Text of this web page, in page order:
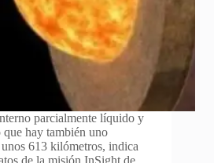
parcialmente líquido y
que hay también uno
613 kilómetros, indica
de la misión InSight de